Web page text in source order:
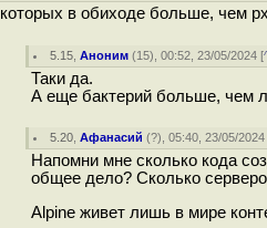
которых в обиходе больше, чем
5.15 ,Аноним (15), 00:52, 23/05/2024 [
Таки да.
А еще бактерий больше, чем
5.20 ,Афанасий (?), 05:40, 23/05/2024
Напомни мне сколько кода
общее дело? Сколько
Alpine живет лишь в мире